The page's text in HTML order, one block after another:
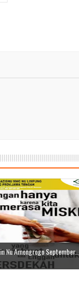
Nu Amongrogo September...